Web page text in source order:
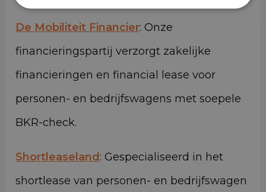
De Mobiliteit Financier: Onze
financieringspartij verzorgt zakelijke
financieringen en financial lease voor
personen- en bedrijfswagens met soepele
BKR-check.
Shortleaseland : Gespecialiseerd in het
shortlease van personen- en bedrijfswagen